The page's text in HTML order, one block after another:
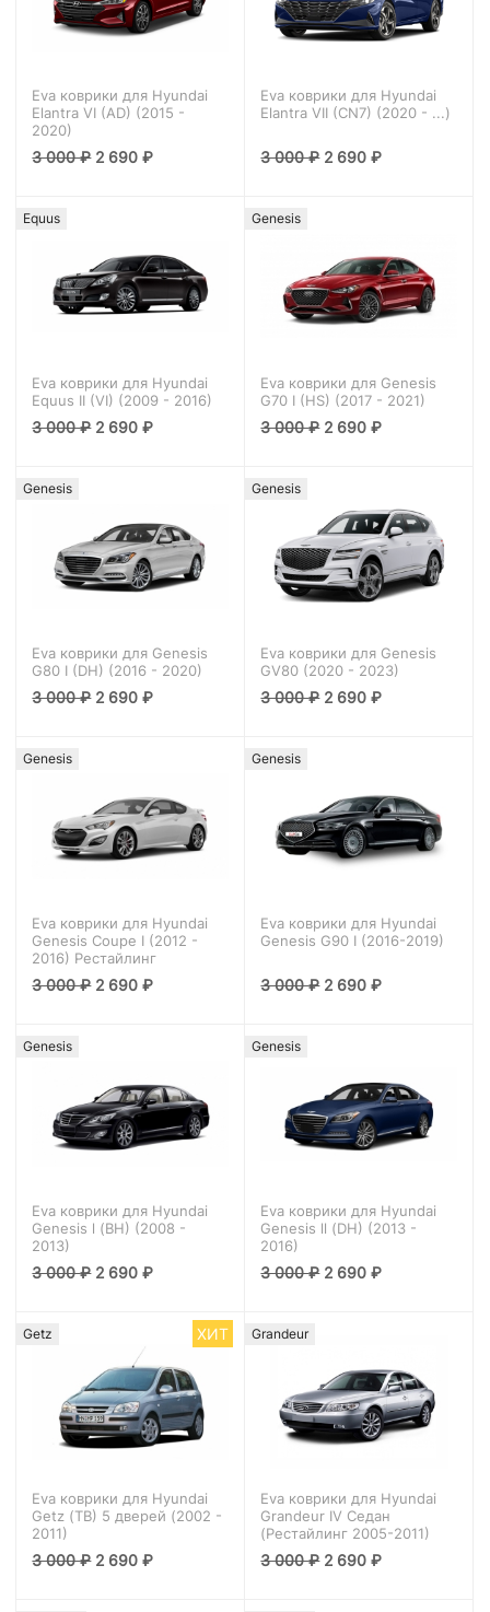
Eva коврики для Hyundai
Elantra VI (AD) (2015 -
2020)
3 000₽ 2 690₽
Eva коврики для Hyundai
Elantra VII (CN7) (2020 - ...)
3 000₽ 2 690₽
Equus
Eva коврики для Hyundai
Equus II (VI) (2009 - 2016)
3 000₽ 2 690₽
Genesis
Eva коврики для Genesis
G70 I (HS) (2017 - 2021)
3 000₽ 2 690₽
Genesis
Eva коврики для Genesis
G80 I (DH) (2016 - 2020)
3 000₽ 2 690₽
Genesis
Eva коврики для Genesis
GV80 (2020 - 2023)
3 000₽ 2 690₽
Genesis
Eva коврики для Hyundai
Genesis Coupe I (2012 -
2016) Рестайлинг
3 000₽ 2 690₽
Genesis
Eva коврики для Hyundai
Genesis G90 I (2016-2019)
3 000₽ 2 690₽
Genesis
Eva коврики для Hyundai
Genesis l (BH) (2008 -
2013)
3 000₽ 2 690₽
Genesis
Eva коврики для Hyundai
Genesis ll (DH) (2013 -
2016)
3 000₽ 2 690₽
Getz ХИТ
Eva коврики для Hyundai
Getz (TB) 5 дверей (2002 -
2011)
3 000₽ 2 690₽
Grandeur
Eva коврики для Hyundai
Grandeur IV Седан
(Рестайлинг 2005-2011)
3 000₽ 2 690₽